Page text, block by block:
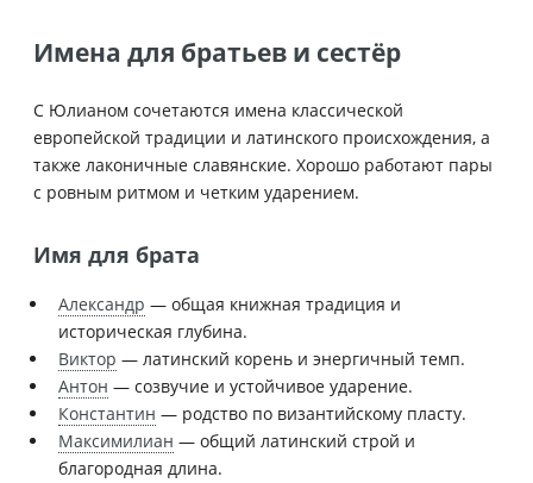
Имена для братьев и сестёр
С Юлианом сочетаются имена классической
европейской традиции и латинского происхождения, а
также лаконичные славянские. Хорошо работают пары
с ровным ритмом и четким ударением.
Имя для брата
Александр — общая книжная традиция и
историческая глубина.
Виктор — латинский корень и энергичный темп.
Антон — созвучие и устойчивое ударение.
Константин — родство по византийскому пласту.
Максимилиан — общий латинский строй и
благородная длина.